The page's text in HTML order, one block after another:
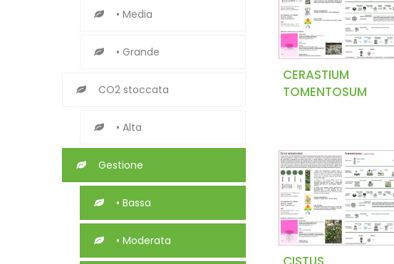
CERASTIUM
TOMENTOSUM
• Media
• Grande
CO2 stoccata
• Alta
Gestione
• Bassa
• Moderata